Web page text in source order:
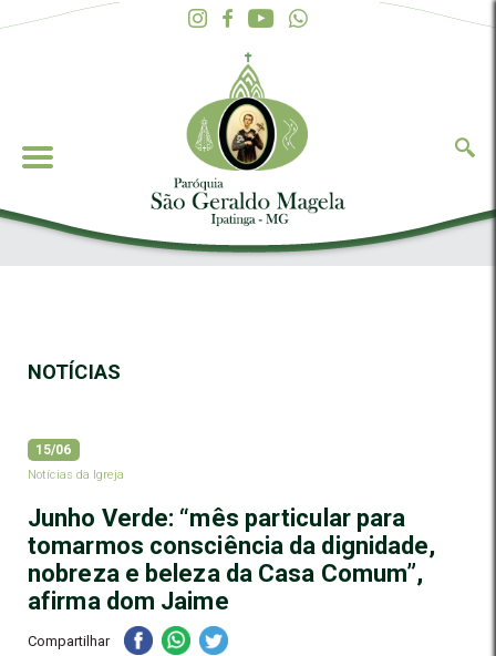
NOTÍCIAS
15/06
Notícias da Igreja
Junho Verde: “mês particular para
tomarmos consciência da dignidade,
nobreza e beleza da Casa Comum”,
afirma dom Jaime
Compartilhar